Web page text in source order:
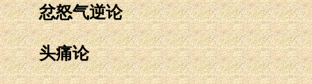
忿怒气逆论
头痛论